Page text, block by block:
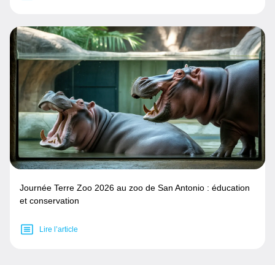
Journée Terre Zoo 2026 au zoo de San Antonio : éducation
et conservation
Lire l’article